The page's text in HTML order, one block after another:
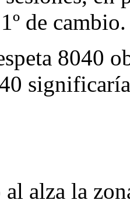
de cambio.
8040
al alza la